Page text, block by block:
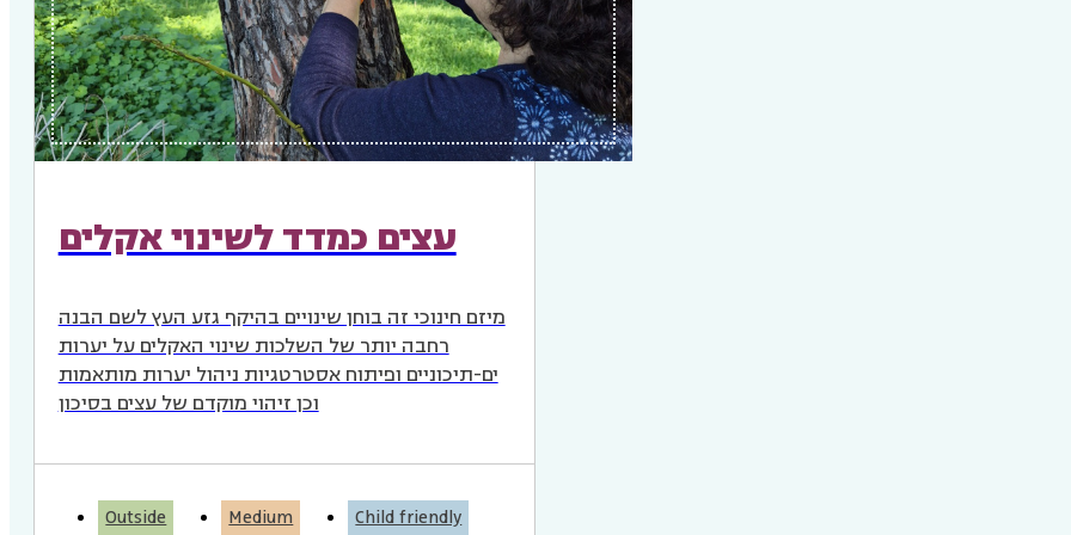
עצים כמדד לשינוי אקלים
מיזם חינוכי זה בוחן שינויים בהיקף גזע העץ לשם הבנה
רחבה יותר של השלכות שינוי האקלים על יערות
ים-תיכוניים ופיתוח אסטרטגיות ניהול יערות מותאמות
וכן זיהוי מוקדם של עצים בסיכון
Outside Medium Child friendly